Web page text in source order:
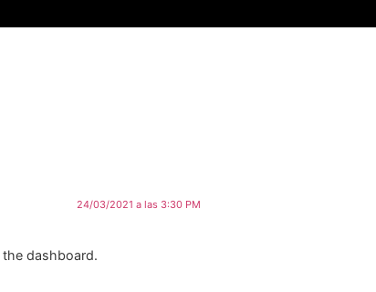
24/03/2021 a las 3:30 PM
dashboard.